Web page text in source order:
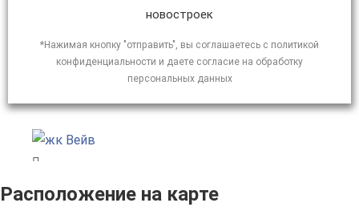
новостроек
*Нажимая кнопку "отправить", вы соглашаетесь с политикой
конфиденциальности и даете согласие на обработку
персональных данных
Расположение на карте